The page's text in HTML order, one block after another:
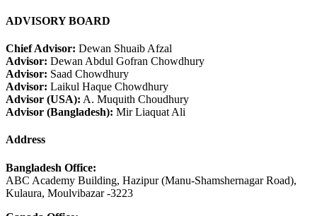
ADVISORY BOARD
Chief Advisor: Dewan Shuaib Afzal
Advisor: Dewan Abdul Gofran Chowdhury
Advisor: Saad Chowdhury
Advisor: Laikul Haque Chowdhury
Advisor (USA): A. Muquith Choudhury
Advisor (Bangladesh): Mir Liaquat Ali
Address
Bangladesh Office:
ABC Academy Building, Hazipur (Manu-Shamshernagar Road),
Kulaura, Moulvibazar -3223